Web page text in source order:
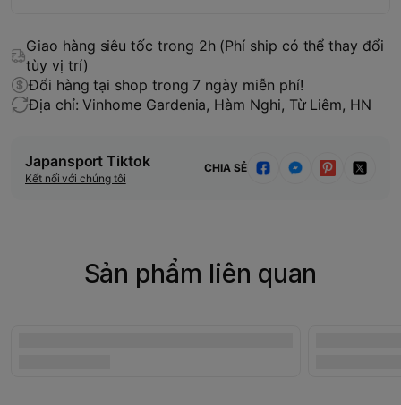
Giao hàng siêu tốc trong 2h (Phí ship có thể thay đổi
tùy vị trí)
Đổi hàng tại shop trong 7 ngày miễn phí!
Địa chỉ: Vinhome Gardenia, Hàm Nghi, Từ Liêm, HN
Japansport Tiktok
Kết nối với chúng tôi
CHIA SẺ
Sản phẩm liên quan